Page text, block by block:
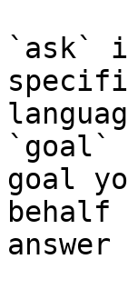
`ask`
`goal`
goal